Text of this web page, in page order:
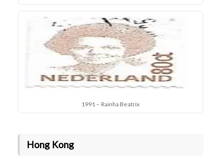
1991 – Rainha Beatrix
Hong Kong